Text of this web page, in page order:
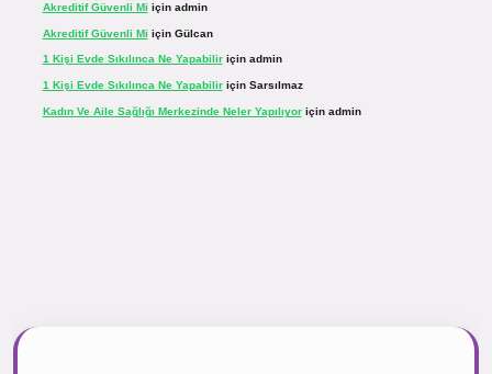
Akreditif Güvenli Mi için admin
Akreditif Güvenli Mi için Gülcan
1 Kişi Evde Sıkılınca Ne Yapabiliriçin admin
1 Kişi Evde Sıkılınca Ne Yapabiliriçin Sarsılmaz
Kadın Ve Aile Sağlığı Merkezinde Neler Yapılıyoriçin admin